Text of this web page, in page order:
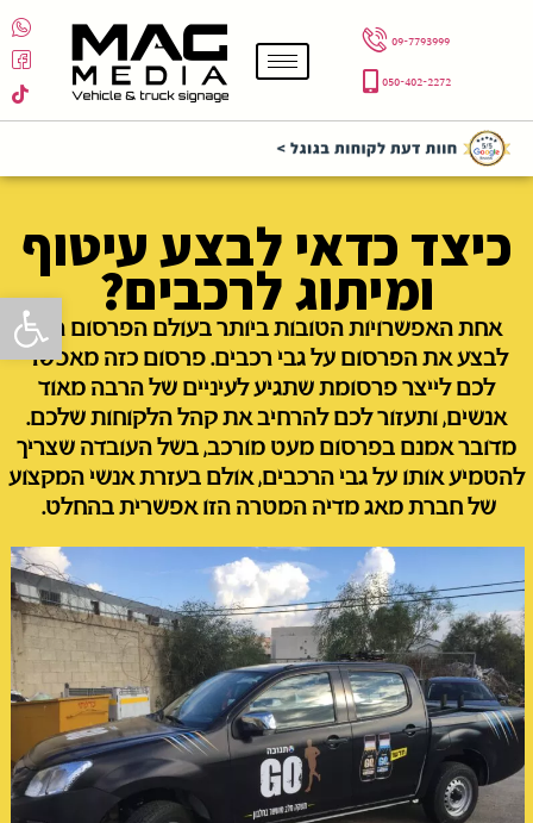
פתח
09-7793999
050-402-2272
כיצד כדאי לבצע עיטוף
ומיתוג לרכבים?
אחת האפשרויות הטובות ביותר בעולם הפרסום היא
לבצע את הפרסום על גבי רכבים. פרסום כזה מאפשר
לכם לייצר פרסומת שתגיע לעיניים של הרבה מאוד
אנשים, ותעזור לכם להרחיב את קהל הלקוחות שלכם.
מדובר אמנם בפרסום מעט מורכב, בשל העובדה שצריך
להטמיע אותו על גבי הרכבים, אולם בעזרת אנשי המקצוע
של חברת מאג מדיה המטרה הזו אפשרית בהחלט.